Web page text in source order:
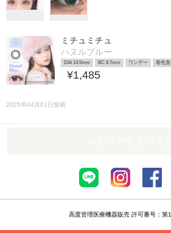
ミチュミチュ
ハヌルブルー
DIA 14.5mm BC 8.7mm ワンデー 着色直
¥1,485
2025年04月01日投稿
高度管理医療機器販売 許可番号：第